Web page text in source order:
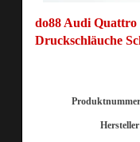
do88 Audi Quattro
Druckschläuche